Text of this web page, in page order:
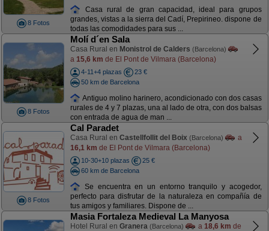
8 Fotos
Casa rural de gran capacidad, ideal para grupos
grandes, vistas a la sierra del Cadí, Prepirineo. dispone de
todas las comodidades para sus ...
8 Fotos
Molí d´en Sala
Casa Rural en Monistrol de Calders (Barcelona)
a 15,6 km de El Pont de Vilmara (Barcelona)
4-11+4 plazas
23 €
50 km de Barcelona
Antiguo molino harinero, acondicionado con dos casas
rurales de 4 y 7 plazas, una al lado de otra, con dos balsas
con entrada de agua de man ...
8 Fotos
Cal Paradet
Casa Rural en Castellfollit del Boix (Barcelona)
a
16,1 km de El Pont de Vilmara (Barcelona)
10-30+10 plazas
25 €
60 km de Barcelona
Se encuentra en un entorno tranquilo y acogedor,
perfecto para disfrutar de la naturaleza en compañía de
tus amigos y familiares. Dispone de ...
Masia Fortaleza Medieval La Manyosa
Hotel Rural en Granera (Barcelona) a 18,6 km de